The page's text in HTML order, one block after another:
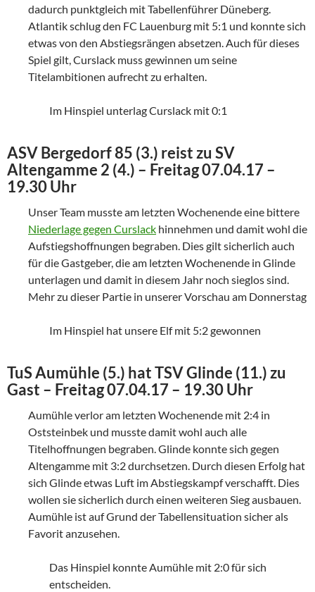
dadurch punktgleich mit Tabellenführer Düneberg.
Atlantik schlug den FC Lauenburg mit 5:1 und konnte sich
etwas von den Abstiegsrängen absetzen. Auch für dieses
Spiel gilt, Curslack muss gewinnen um seine
Titelambitionen aufrecht zu erhalten.
Im Hinspiel unterlag Curslack mit 0:1
ASV Bergedorf 85 (3.) reist zu SV
Altengamme 2 (4.) – Freitag 07.04.17 –
19.30 Uhr
Unser Team musste am letzten Wochenende eine bittere
Niederlage gegen Curslack hinnehmen und damit wohl die
Aufstiegshoffnungen begraben. Dies gilt sicherlich auch
für die Gastgeber, die am letzten Wochenende in Glinde
unterlagen und damit in diesem Jahr noch sieglos sind.
Mehr zu dieser Partie in unserer Vorschau am Donnerstag
Im Hinspiel hat unsere Elf mit 5:2 gewonnen
TuS Aumühle (5.) hat TSV Glinde (11.) zu
Gast – Freitag 07.04.17 – 19.30 Uhr
Aumühle verlor am letzten Wochenende mit 2:4 in
Oststeinbek und musste damit wohl auch alle
Titelhoffnungen begraben. Glinde konnte sich gegen
Altengamme mit 3:2 durchsetzen. Durch diesen Erfolg hat
sich Glinde etwas Luft im Abstiegskampf verschafft. Dies
wollen sie sicherlich durch einen weiteren Sieg ausbauen.
Aumühle ist auf Grund der Tabellensituation sicher als
Favorit anzusehen.
Das Hinspiel konnte Aumühle mit 2:0 für sich
entscheiden.